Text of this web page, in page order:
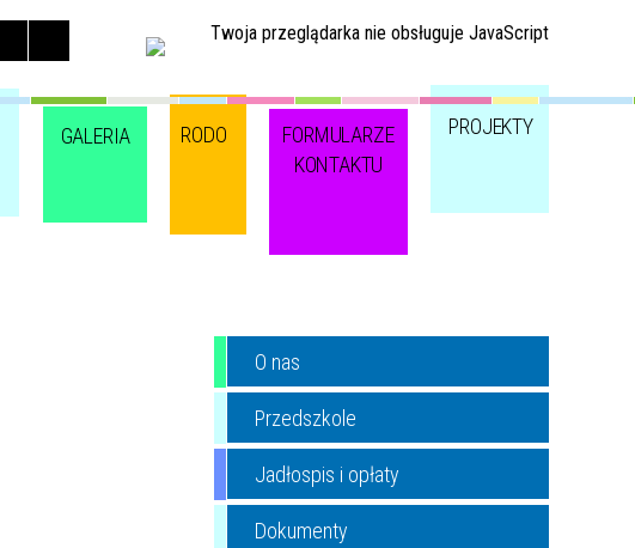
Twoja przeglądarka nie obsługuje JavaScript
GALERIA RODO
FORMULARZE
KONTAKTU
PROJEKTY
O nas
Przedszkole
Jadłospis i opłaty
Dokumenty